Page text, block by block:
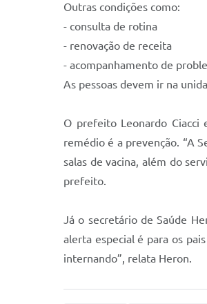
Outras condições como:
- consulta de rotina
- renovação de receita
- acompanhamento de
As pessoas devem ir na
O prefeito Leonardo Ciacci
remédio é a prevenção. “A
salas de vacina, além do
prefeito.
Já o secretário de Saúde
alerta especial é para os
internando”, relata Heron.